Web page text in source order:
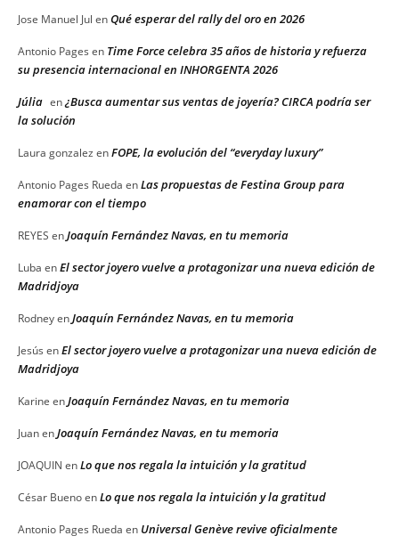
Jose Manuel Jul enQué esperar del rally del oro en 2026
Antonio Pages en Time Force celebra 35 años de historia y refuerza
su presencia internacional en INHORGENTA 2026
Júlia en¿Busca aumentar sus ventas de joyería? CIRCA podría ser
la solución
Laura gonzalez enFOPE, la evolución del “everyday luxury”
Antonio Pages Rueda enLas propuestas de Festina Group para
enamorar con el tiempo
REYES enJoaquín Fernández Navas, en tu memoria
Luba enEl sector joyero vuelve a protagonizar una nueva edición de
Madridjoya
RodneyenJoaquín Fernández Navas, en tu memoria
Jesús enEl sector joyero vuelve a protagonizar una nueva edición de
Madridjoya
Karine enJoaquín Fernández Navas, en tu memoria
JuanenJoaquín Fernández Navas, en tu memoria
JOAQUIN enLo que nos regala la intuición y la gratitud
César BuenoenLo que nos regala la intuición y la gratitud
Antonio Pages Rueda en Universal Genève revive oficialmente